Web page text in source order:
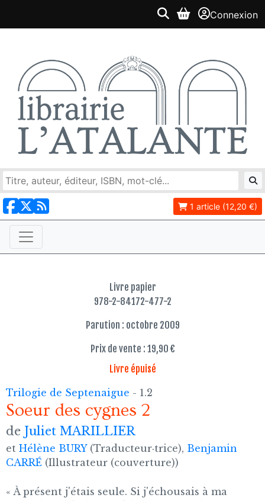
Connexion
1 article (12,20 €)
Livre papier
978-2-84172-477-2
Parution : octobre 2009
Prix de vente : 19,90 €
Livre épuisé
Trilogie de Septenaigue - 1.2
Soeur des cygnes 2
de Juliet MARILLIER
et Hélène BURY(Traducteur·trice), Benjamin
CARRÉ (Illustrateur (couverture))
« À présent j'étais seule. Si j'échousais à ma